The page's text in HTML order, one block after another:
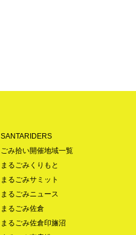
SANTARIDERS
ごみ拾い開催地域一覧
まるごみくりもと
まるごみサミット
まるごみニュース
まるごみ佐倉
まるごみ佐倉印旛沼